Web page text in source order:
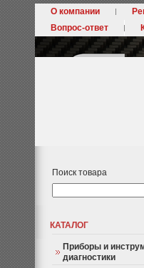
О компании
Вопрос-ответ
Поиск товара
КАТАЛОГ
Приборы и
диагностики